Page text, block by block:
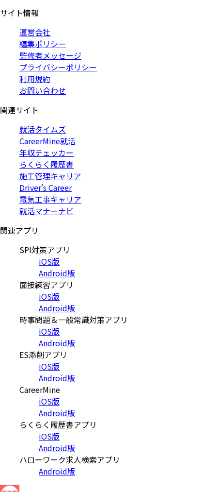
サイト情報
運営会社
編集ポリシー
監修者メッセージ
プライバシーポリシー
利用規約
お問い合わせ
関連サイト
就活タイムズ
CareerMine就活
年収チェッカー
らくらく履歴書
施工管理キャリア
Driver's Career
電気工事キャリア
就活マナーナビ
関連アプリ
SPI対策アプリ
iOS版
Android版
面接練習アプリ
iOS版
Android版
時事問題＆一般常識対策アプリ
iOS版
Android版
ES添削アプリ
iOS版
Android版
CareerMine
iOS版
Android版
らくらく履歴書アプリ
iOS版
Android版
ハローワーク求人検索アプリ
Android版